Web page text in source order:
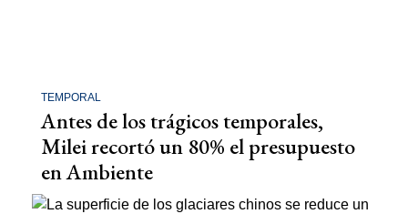
TEMPORAL
Antes de los trágicos temporales,
Milei recortó un 80% el presupuesto
en Ambiente